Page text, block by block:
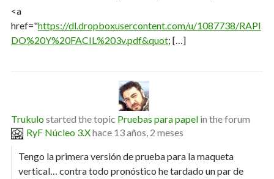
<a
href="https://dl.dropboxusercontent.com/u/1087738/RAPI
DO%20Y%20FACIL%203v.pdf&quot; […]
Trukulostarted the topic Pruebas para papelin the forum
RyF Núcleo 3.Xhace 13 años, 2 meses
Tengo la primera versión de prueba para la maqueta
vertical… contra todo pronóstico he tardado un par de